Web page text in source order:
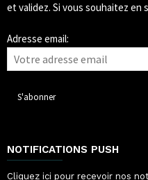
et validez. Si vous souhaitez en
Adresse email:
NOTIFICATIONS PUSH
Cliquez ici pour recevoir nos